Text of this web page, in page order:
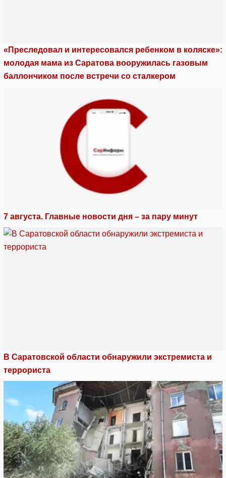
«Преследовал и интересовался ребенком в коляске»:
молодая мама из Саратова вооружилась газовым
баллончиком после встречи со сталкером
7 августа. Главные новости дня – за пару минут
В Саратовской области обнаружили экстремиста и
террориста